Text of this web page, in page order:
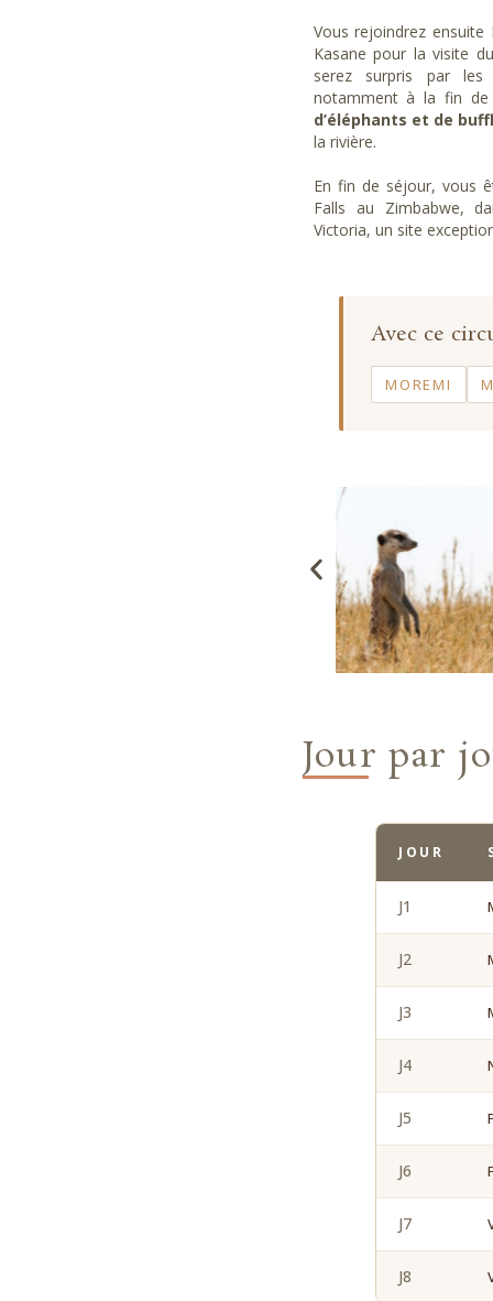
Vous rejoindrez
Kasane pour la visite du
serez surpris par les
notamment à la fin de
d’éléphants et de
la rivière.
En fin de séjour, vous
Falls au Zimbabwe,
Victoria, un site
Avec ce
MOREMI
Jour par
JOUR
J1
J2
J3
J4
J5
J6
J7
J8